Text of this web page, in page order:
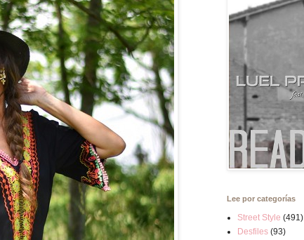
Lee por categorías
Street Style (491)
Desfiles (93)